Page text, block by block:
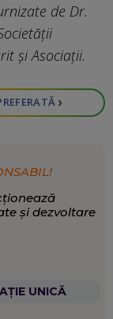
de Dr.
și Asociații.
›
și dezvoltare
UNICĂ